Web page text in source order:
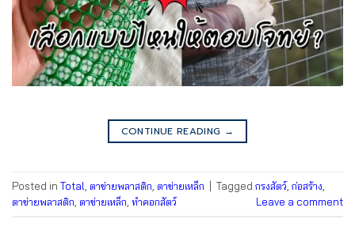
CONTINUE READING →
Posted in Total ตาข่ายพลาสติก ตาข่ายเหล็ก Tagged กรงสัตว์, ก่อสร้าง
ตาข่ายพลาสติก ตาข่ายเหล็ก ทำคอกสัตว์ Leave a comment